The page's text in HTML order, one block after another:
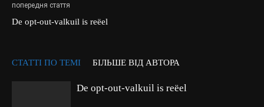
попередня стаття
De opt-out-valkuil is reëel
СТАТТІ ПО ТЕМІ БІЛЬШЕ ВІД АВТОРА
De opt-out-valkuil is reëel